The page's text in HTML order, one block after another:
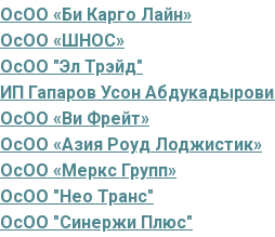
ОсОО «Би Карго Лайн»
ОсОО «ШНОС»
ОсОО "Эл Трэйд"
ИП Гапаров Усон
ОсОО «Ви Фрейт»
ОсОО «Азия Роуд Лоджистик»
ОсОО «Меркс Групп»
ОсОО "Нео Транс"
ОсОО "Синержи Плюс"